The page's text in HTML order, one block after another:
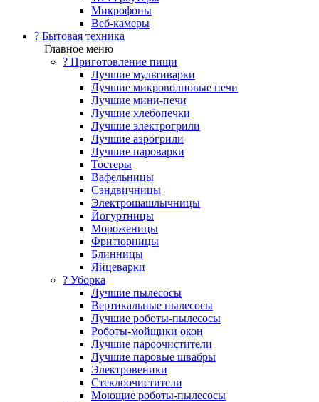
Микрофоны
Веб-камеры
? Бытовая техника
Главное меню
? Приготовление пищи
Лучшие мультиварки
Лучшие микроволновые печи
Лучшие мини-печи
Лучшие хлебопечки
Лучшие электрогрили
Лучшие аэрогрили
Лучшие пароварки
Тостеры
Вафельницы
Сэндвичницы
Электрошашлычницы
Йогуртницы
Мороженицы
Фритюрницы
Блинницы
Яйцеварки
? Уборка
Лучшие пылесосы
Вертикальные пылесосы
Лучшие роботы-пылесосы
Роботы-мойщики окон
Лучшие пароочистители
Лучшие паровые швабры
Электровеники
Стеклоочистители
Моющие роботы-пылесосы